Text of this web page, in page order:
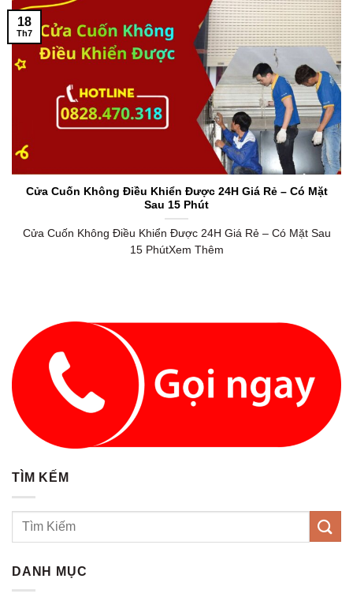
Cửa Cuốn Không Điều Khiển Được 24H Giá Rẻ – Có Mặt
Sau 15 Phút
Cửa Cuốn Không Điều Khiển Được 24H Giá Rẻ – Có Mặt Sau
15 PhútXem Thêm
18
Th7
TÌM KẾM
DANH MỤC